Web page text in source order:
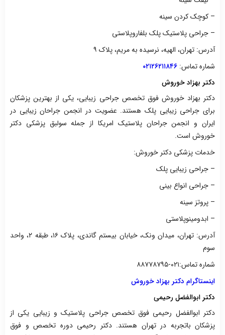
– کوچک کردن سینه
– جراحی پلاستیک پلک بلفاروپلاستی
آدرس: تهران، الهیه، نرسیده به مریم، پلاک ۹
شماره تماس: ۰۲۱۲۶۲۱۱۸۴۶
دکتر بهزاد خوروش
دکتر بهزاد خوروش فوق تخصص جراحی زیبایی، یکی از بهترین پزشکان
برای جراحی زیبایی پلک هستند. عضویت در انجمن جراحان زیبایی در
ایران و انجمن جراحان پلاستیک امریکا از جمله سولبق پزشکی دکتر
خوروش است.
خدمات پزشکی دکتر خوروش:
– جراحی زیبایی پلک
– جراحی انواع بینی
– پروتز سینه
– ابدومینوپلاستی
آدرس: تهران، میدان ونک، خیابان بیستم گاندی، پلاک ۱۶، طبقه ۲، واحد
سوم
شماره تماس:۰۲۱-۸۸۷۷۸۷۹۵
اینستاگرام دکتر بهزاد خوروش
دکتر ابوالفضل رحیمی
دکتر ابوالفضل رحیمی فوق تخصص جراحی پلاستیک و زیبایی یکی از
پزشکان باتجربه در تهران هستند. دکتر رحیمی دوره تخصص و فوق